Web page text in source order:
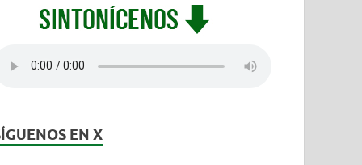
EN X